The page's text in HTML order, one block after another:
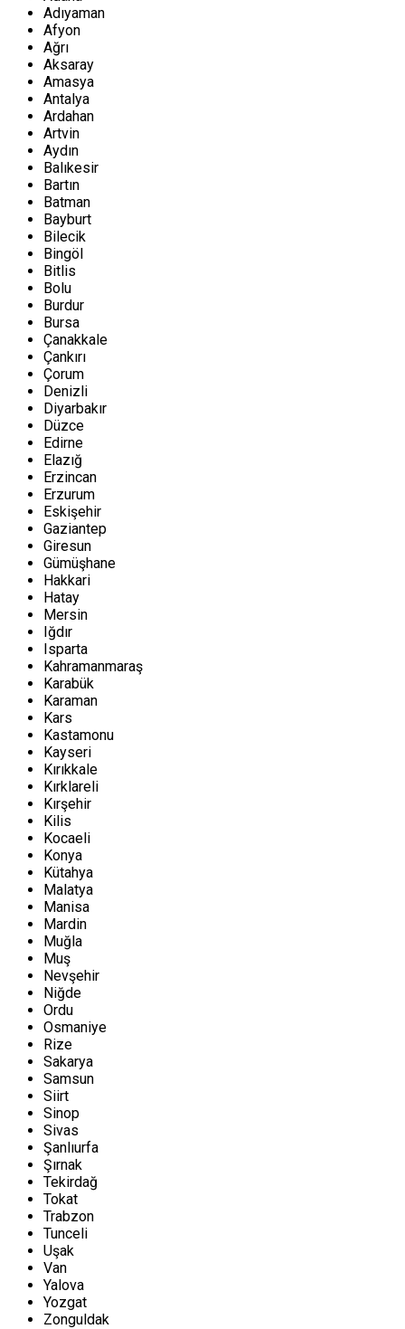
Adıyaman
Afyon
Ağrı
Aksaray
Amasya
Antalya
Ardahan
Artvin
Aydın
Balıkesir
Bartın
Batman
Bayburt
Bilecik
Bingöl
Bitlis
Bolu
Burdur
Bursa
Çanakkale
Çankırı
Çorum
Denizli
Diyarbakır
Düzce
Edirne
Elazığ
Erzincan
Erzurum
Eskişehir
Gaziantep
Giresun
Gümüşhane
Hakkari
Hatay
Mersin
Iğdır
Isparta
Kahramanmaraş
Karabük
Karaman
Kars
Kastamonu
Kayseri
Kırıkkale
Kırklareli
Kırşehir
Kilis
Kocaeli
Konya
Kütahya
Malatya
Manisa
Mardin
Muğla
Muş
Nevşehir
Niğde
Ordu
Osmaniye
Rize
Sakarya
Samsun
Siirt
Sinop
Sivas
Şanlıurfa
Şırnak
Tekirdağ
Tokat
Trabzon
Tunceli
Uşak
Van
Yalova
Yozgat
Zonguldak